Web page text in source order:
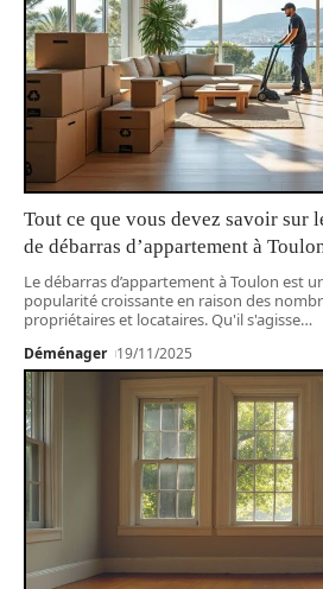
Tout ce que vous devez savoir sur
de débarras d’appartement à
Le débarras d’appartement à Toulon est
popularité croissante en raison des
propriétaires et locataires. Qu'il s'agisse…
Déménager 19/11/2025